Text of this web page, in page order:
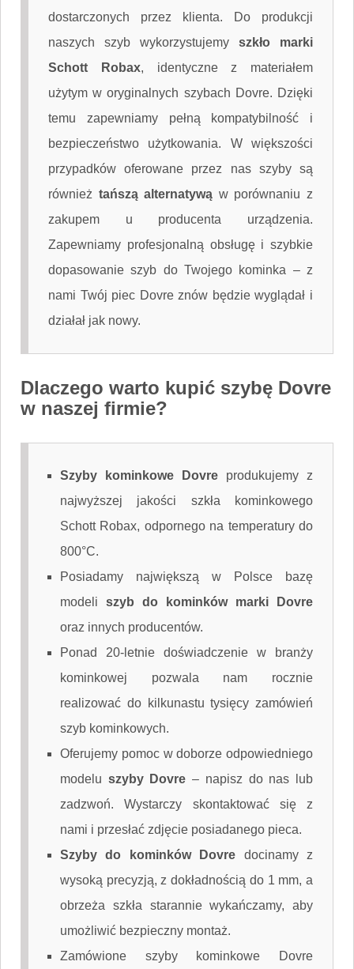
dostarczonych przez klienta. Do produkcji
naszych szyb wykorzystujemy szkło marki
Schott Robax, identyczne z materiałem
użytym w oryginalnych szybach Dovre. Dzięki
temu zapewniamy pełną kompatybilność i
bezpieczeństwo użytkowania. W większości
przypadków oferowane przez nas szyby są
również tańszą alternatywą w porównaniu z
zakupem u producenta urządzenia.
Zapewniamy profesjonalną obsługę i szybkie
dopasowanie szyb do Twojego kominka – z
nami Twój piec Dovre znów będzie wyglądał i
działał jak nowy.
Dlaczego warto kupić szybę Dovre
w naszej firmie?
Szyby kominkowe Dovre produkujemy z
najwyższej jakości szkła kominkowego
Schott Robax, odpornego na temperatury do
800°C.
Posiadamy największą w Polsce bazę
modeli szyb do kominków marki Dovre
oraz innych producentów.
Ponad 20-letnie doświadczenie w branży
kominkowej pozwala nam rocznie
realizować do kilkunastu tysięcy zamówień
szyb kominkowych.
Oferujemy pomoc w doborze odpowiedniego
modelu szyby Dovre – napisz do nas lub
zadzwoń. Wystarczy skontaktować się z
nami i przesłać zdjęcie posiadanego pieca.
Szyby do kominków Dovre docinamy z
wysoką precyzją, z dokładnością do 1 mm, a
obrzeża szkła starannie wykańczamy, aby
umożliwić bezpieczny montaż.
Zamówione szyby kominkowe Dovre